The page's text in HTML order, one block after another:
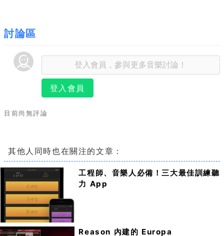
討論區
登入會員
目前尚無評論
其他人同時也在關注的文章：
工程師、音樂人必備！三大最佳訓練聽
力 App
Reason 內建的 Europa